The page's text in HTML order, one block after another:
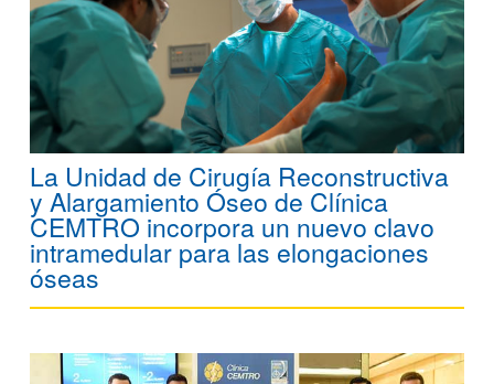
La Unidad de Cirugía Reconstructiva
y Alargamiento Óseo de Clínica
CEMTRO incorpora un nuevo clavo
intramedular para las elongaciones
óseas